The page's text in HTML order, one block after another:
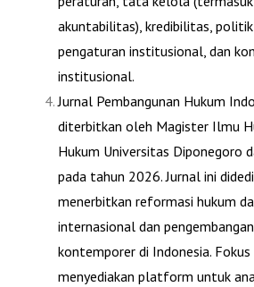
akuntabilitas), kredibilitas,
pengaturan institusional, dan
institusional.
Jurnal Pembangunan Hukum
diterbitkan oleh Magister Ilmu
Hukum Universitas Diponegoro
pada tahun 2026. Jurnal ini
menerbitkan reformasi hukum
internasional dan
kontemporer di Indonesia.
menyediakan platform untuk